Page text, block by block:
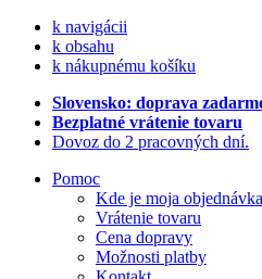
k navigácii
k obsahu
k nákupnému košíku
Slovensko: doprava
Bezplatné vrátenie tovaru
Dovoz do 2 pracovných dní.
Pomoc
Kde je moja
Vrátenie tovaru
Cena dopravy
Možnosti platby